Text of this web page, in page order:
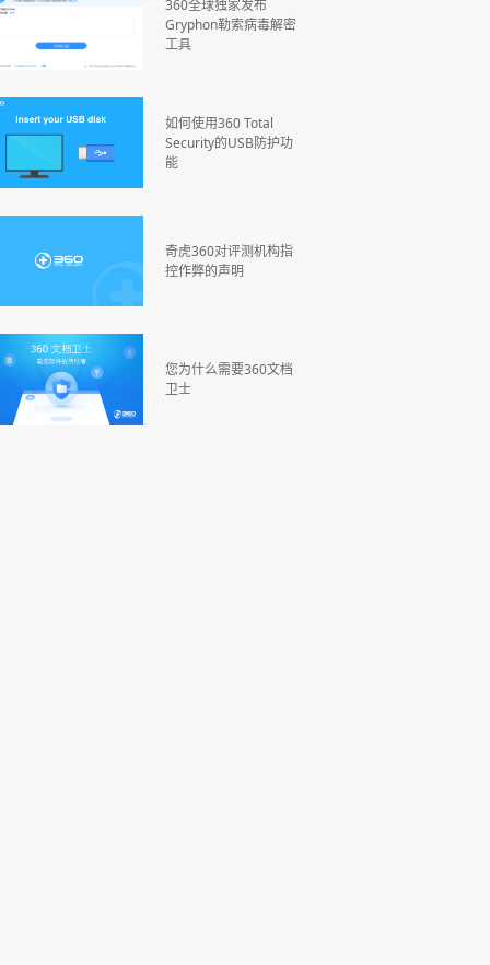
360全球独家发布
Gryphon勒索病毒解密
工具
如何使用360 Total
Security的USB防护功
能
奇虎360对评测机构指
控作弊的声明
您为什么需要360文档
卫士